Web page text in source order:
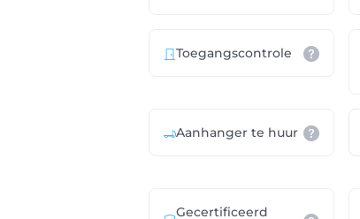
Toegangscontrole
Aanhanger te huur
Gecertificeerd